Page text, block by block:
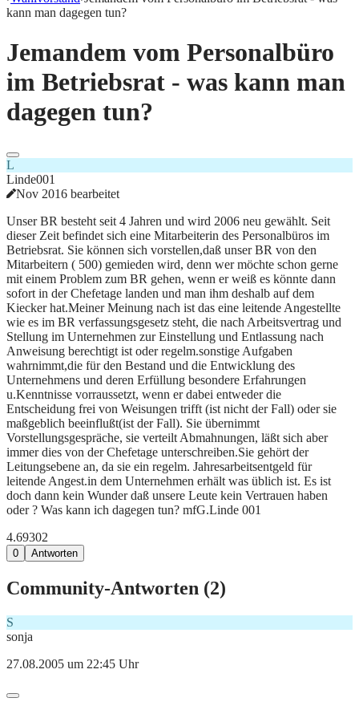
kann man dagegen tun?
Jemandem vom Personalbüro
im Betriebsrat - was kann man
dagegen tun?
L
Linde001
Nov 2016 bearbeitet
Unser BR besteht seit 4 Jahren und wird 2006 neu gewählt. Seit
dieser Zeit befindet sich eine Mitarbeiterin des Personalbüros im
Betriebsrat. Sie können sich vorstellen,daß unser BR von den
Mitarbeitern ( 500) gemieden wird, denn wer möchte schon gerne
mit einem Problem zum BR gehen, wenn er weiß es könnte dann
sofort in der Chefetage landen und man ihm deshalb auf dem
Kiecker hat.Meiner Meinung nach ist das eine leitende Angestellte
wie es im BR verfassungsgesetz steht, die nach Arbeitsvertrag und
Stellung im Unternehmen zur Einstellung und Entlassung nach
Anweisung berechtigt ist oder regelm.sonstige Aufgaben
wahrnimmt,die für den Bestand und die Entwicklung des
Unternehmens und deren Erfüllung besondere Erfahrungen
u.Kenntnisse vorraussetzt, wenn er dabei entweder die
Entscheidung frei von Weisungen trifft (ist nicht der Fall) oder sie
maßgeblich beeinflußt(ist der Fall). Sie übernimmt
Vorstellungsgespräche, sie verteilt Abmahnungen, läßt sich aber
immer dies von der Chefetage unterschreiben.Sie gehört der
Leitungsebene an, da sie ein regelm. Jahresarbeitsentgeld für
leitende Angest.in dem Unternehmen erhält was üblich ist. Es ist
doch dann kein Wunder daß unsere Leute kein Vertrauen haben
oder ? Was kann ich dagegen tun? mfG.Linde 001
4.69302
0 Antworten
Community-Antworten (2)
S
sonja
27.08.2005 um 22:45 Uhr